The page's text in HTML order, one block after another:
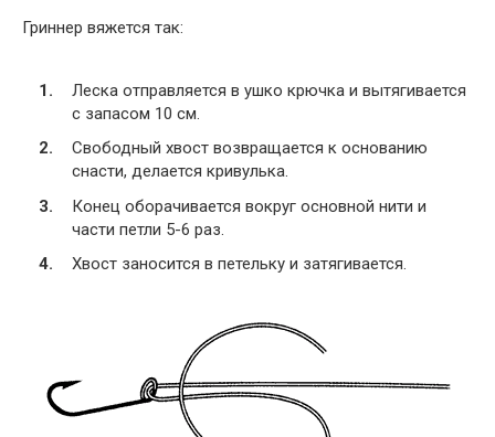
Гриннер вяжется так:
Леска отправляется в ушко крючка и вытягивается
с запасом 10 см.
Свободный хвост возвращается к основанию
снасти, делается кривулька.
Конец оборачивается вокруг основной нити и
части петли 5-6 раз.
Хвост заносится в петельку и затягивается.